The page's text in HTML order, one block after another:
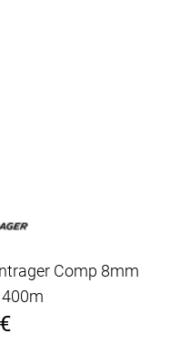
Comp 8mm